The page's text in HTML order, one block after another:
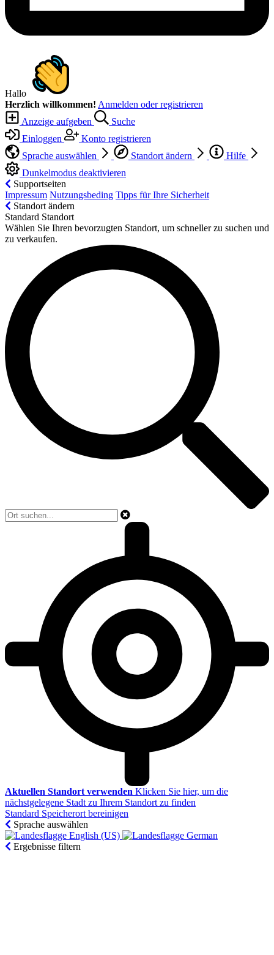
Hallo
Herzlich willkommen! Anmelden oder registrieren
Anzeige aufgeben
Suche
Einloggen
Konto registrieren
Sprache auswählen
Standort ändern
Hilfe
Dunkelmodus deaktivieren
Supportseiten
Impressum Nutzungsbeding Tipps für Ihre Sicherheit
Standort ändern
Standard Standort
Wählen Sie Ihren bevorzugten Standort, um schneller zu suchen und
zu verkaufen.
Aktuellen Standort verwenden Klicken Sie hier, um die
nächstgelegene Stadt zu Ihrem Standort zu finden
Standard Speicherort bereinigen
Sprache auswählen
English (US)‎
German‎
Ergebnisse filtern